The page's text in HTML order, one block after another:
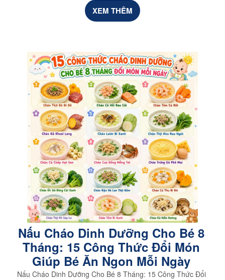
XEM THÊM
Nấu Cháo Dinh Dưỡng Cho Bé 8
Tháng: 15 Công Thức Đổi Món
Giúp Bé Ăn Ngon Mỗi Ngày
Nấu Cháo Dinh Dưỡng Cho Bé 8 Tháng: 15 Công Thức Đổi